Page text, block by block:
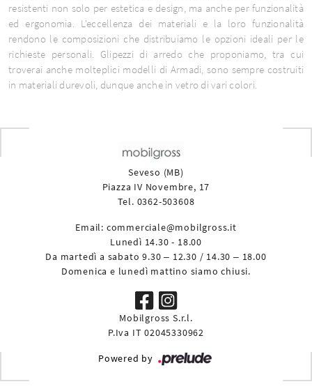
resistenti non solo per estetica e design, ma anche per funzionalità
ed ergonomia. L'eccellenza dei materiali e la loro funzionalità
rendono le composizioni che distribuiamo le opzioni ideali per le
richieste personali. Glipezzi di arredo che proponiamo, tra cui
troverai anche molteplici modelli di Armadi, sono sempre costruiti
in materiali durevoli, dunque anche in vetro di vari colori.
Seveso (MB)
Piazza IV Novembre, 17
Tel. 0362-503608
Email: commerciale@mobilgross.it
Lunedì 14.30 - 18.00
Da martedì a sabato 9.30 – 12.30 / 14.30 – 18.00
Domenica e lunedì mattino siamo chiusi.
Mobilgross S.r.l.
P.Iva IT 02045330962
Powered by